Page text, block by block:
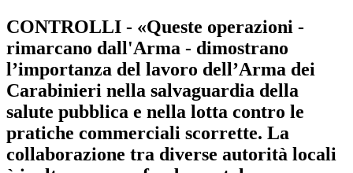
CONTROLLI - «Queste operazioni -
rimarcano dall'Arma - dimostrano
l’importanza del lavoro dell’Arma dei
Carabinieri nella salvaguardia della
salute pubblica e nella lotta contro le
pratiche commerciali scorrette. La
collaborazione tra diverse autorità locali